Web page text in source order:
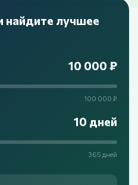
найдите лучшее
10 000 ₽
100 000 ₽
10 дней
365 дней